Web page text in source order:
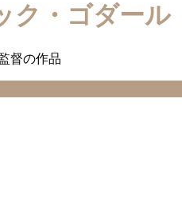
ク・ゴダール
督の作品